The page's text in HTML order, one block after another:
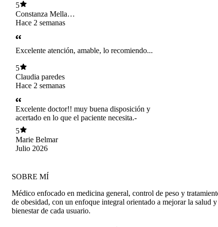
5
Constanza Mella
Cotal
Hace 2 semanas
Excelente atención, amable, lo recomiendo...
5
Claudia paredes
Hace 2 semanas
Excelente doctor!! muy buena disposición y
acertado en lo que el paciente necesita.-
5
Marie Belmar
Julio 2026
SOBRE MÍ
Médico enfocado en medicina general, control de peso y
de obesidad, con un enfoque integral orientado a mejorar la salud y
bienestar de cada usuario.